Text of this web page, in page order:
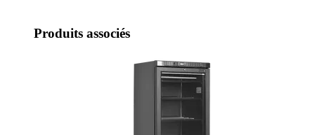
Produits associés